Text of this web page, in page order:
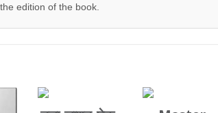
edition of the book.